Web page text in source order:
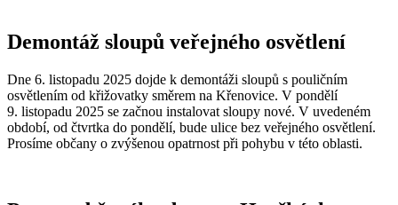
Demontáž sloupů veřejného osvětlení
Dne 6. listopadu 2025 dojde k demontáži sloupů s pouličním
osvětlením od křižovatky směrem na Křenovice. V pondělí
9. listopadu 2025 se začnou instalovat sloupy nové. V uvedeném
období, od čtvrtka do pondělí, bude ulice bez veřejného osvětlení.
Prosíme občany o zvýšenou opatrnost při pohybu v této oblasti.